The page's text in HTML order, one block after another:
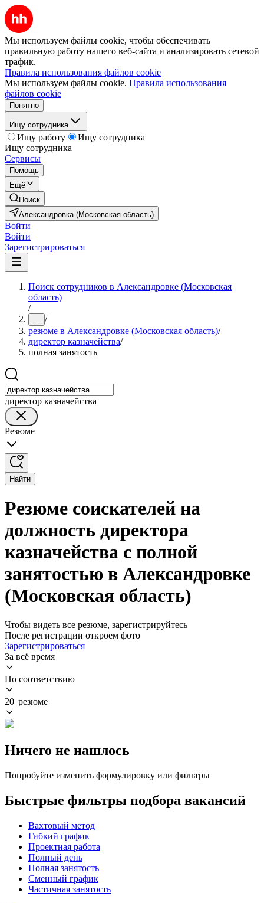
Мы используем файлы cookie, чтобы обеспечивать
правильную работу нашего веб-сайта и анализировать сетевой
трафик.
Правила использования файлов cookie
Мы используем файлы cookie. Правила использования
файлов cookie
Понятно
Ищу сотрудника
Ищу работу
Ищу сотрудника
Ищу сотрудника
Сервисы
Помощь
Ещё
Поиск
Александровка (Московская область)
Войти
Войти
Зарегистрироваться
Поиск сотрудников в Александровке (Московская
область)
/
... /
резюме в Александровке (Московская область)/
директор казначейства/
полная занятость
директор казначейства
Резюме
Найти
Резюме соискателей на
должность директора
казначейства с полной
занятостью в Александровке
(Московская область)
Чтобы видеть все резюме, зарегистрируйтесь
После регистрации откроем фото
Зарегистрироваться
За всё время
По соответствию
20 резюме
Ничего не нашлось
Попробуйте изменить формулировку или фильтры
Быстрые фильтры подбора вакансий
Вахтовый метод
Гибкий график
Проектная работа
Полный день
Полная занятость
Сменный график
Частичная занятость